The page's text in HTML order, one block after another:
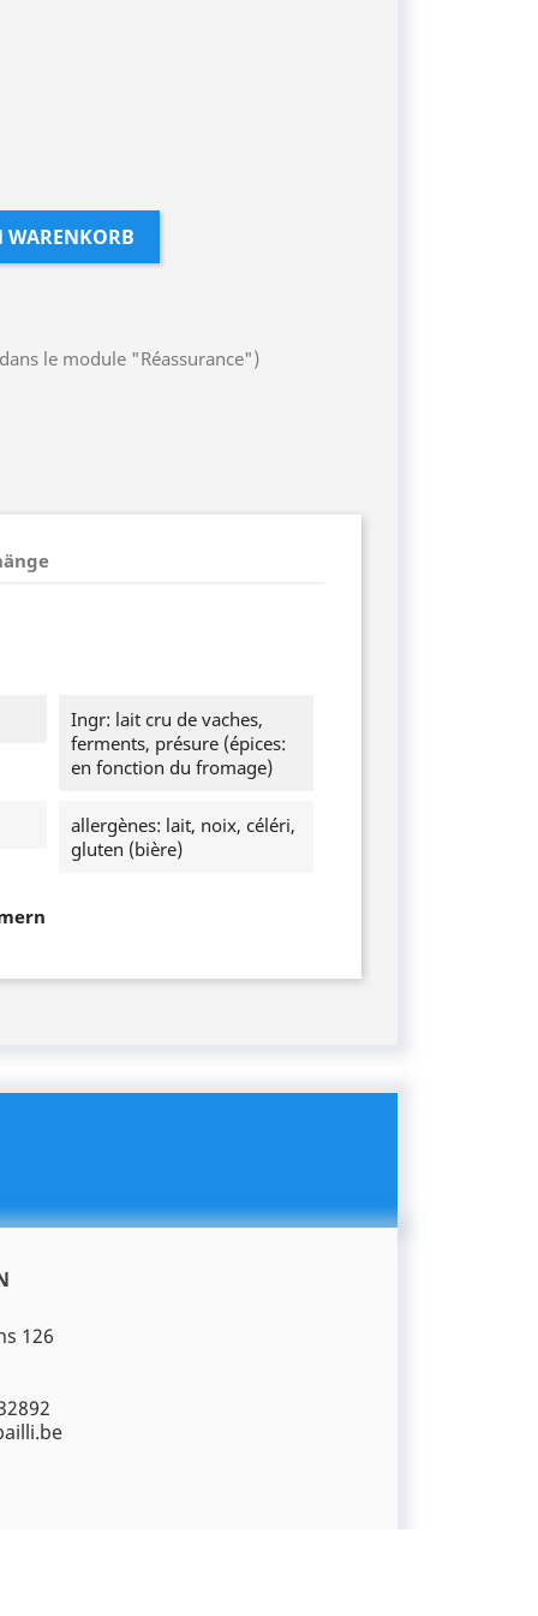
WARENKORB
le module "Réassurance")
Ingr: lait cru de vaches,
ferments, présure (épices:
en fonction du fromage)
allergènes: lait, noix, céléri,
gluten (bière)
126